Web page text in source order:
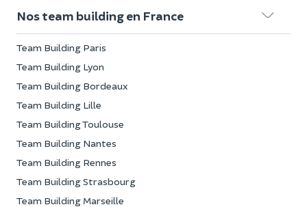
Nos team building en France
Team Building Paris
Team Building Lyon
Team Building Bordeaux
Team Building Lille
Team Building Toulouse
Team Building Nantes
Team Building Rennes
Team Building Strasbourg
Team Building Marseille